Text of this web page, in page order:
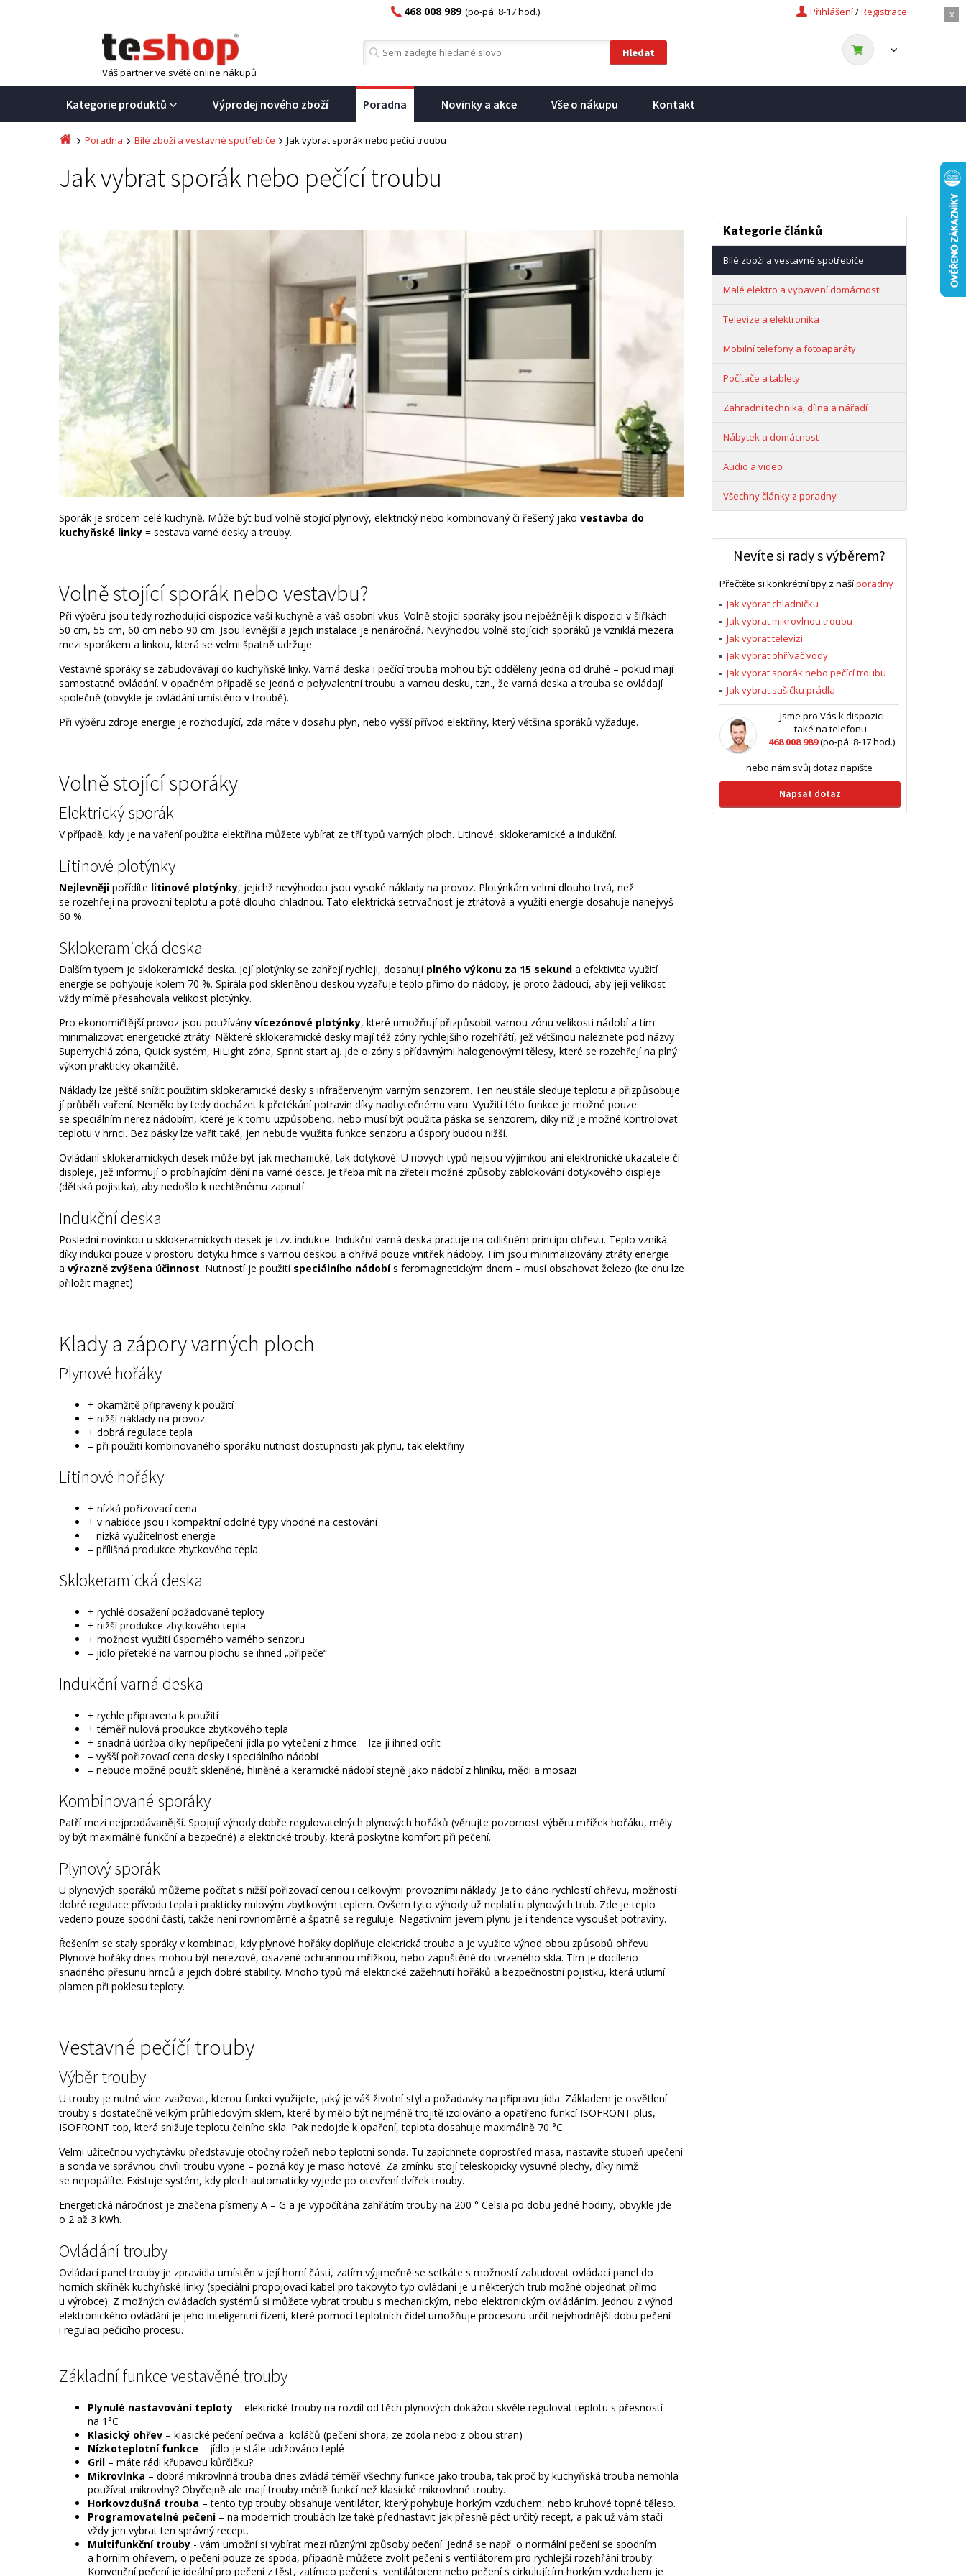
x
Registrace
/
Přihlášení
468 008 989 (po-pá: 8-17 hod.)
Váš partner ve světě online nákupů
Kategorie produktů Výprodej nového zboží Poradna Novinky a akce Vše o nákupu Kontakt
Poradna Bílé zboží a vestavné spotřebiče Jak vybrat sporák nebo pečící troubu
Jak vybrat sporák nebo pečící troubu
Sporák je srdcem celé kuchyně. Může být buď volně stojící plynový, elektrický nebo kombinovaný či řešený jako vestavba do
kuchyňské linky = sestava varné desky a trouby.
Volně stojící sporák nebo vestavbu?
Při výběru jsou tedy rozhodující dispozice vaší kuchyně a váš osobní vkus. Volně stojící sporáky jsou nejběžněji k dispozici v šířkách
50 cm, 55 cm, 60 cm nebo 90 cm. Jsou levnější a jejich instalace je nenáročná. Nevýhodou volně stojících sporáků je vzniklá mezera
mezi sporákem a linkou, která se velmi špatně udržuje.
Vestavné sporáky se zabudovávají do kuchyňské linky. Varná deska i pečící trouba mohou být odděleny jedna od druhé – pokud mají
samostatné ovládání. V opačném případě se jedná o polyvalentní troubu a varnou desku, tzn., že varná deska a trouba se ovládají
společně (obvykle je ovládání umístěno v troubě).
Při výběru zdroje energie je rozhodující, zda máte v dosahu plyn, nebo vyšší přívod elektřiny, který většina sporáků vyžaduje.
Volně stojící sporáky
Elektrický sporák
V případě, kdy je na vaření použita elektřina můžete vybírat ze tří typů varných ploch. Litinové, sklokeramické a indukční.
Litinové plotýnky
Nejlevněji pořídíte litinové plotýnky, jejichž nevýhodou jsou vysoké náklady na provoz. Plotýnkám velmi dlouho trvá, než
se rozehřejí na provozní teplotu a poté dlouho chladnou. Tato elektrická setrvačnost je ztrátová a využití energie dosahuje nanejvýš
60 %.
Sklokeramická deska
Dalším typem je sklokeramická deska. Její plotýnky se zahřejí rychleji, dosahují plného výkonu za 15 sekund a efektivita využití
energie se pohybuje kolem 70 %. Spirála pod skleněnou deskou vyzařuje teplo přímo do nádoby, je proto žádoucí, aby její velikost
vždy mírně přesahovala velikost plotýnky.
Pro ekonomičtější provoz jsou používány vícezónové plotýnky, které umožňují přizpůsobit varnou zónu velikosti nádobí a tím
minimalizovat energetické ztráty. Některé sklokeramické desky mají též zóny rychlejšího rozehřátí, jež většinou naleznete pod názvy
Superrychlá zóna, Quick systém, HiLight zóna, Sprint start aj. Jde o zóny s přídavnými halogenovými tělesy, které se rozehřejí na plný
výkon prakticky okamžitě.
Náklady lze ještě snížit použitím sklokeramické desky s infračerveným varným senzorem. Ten neustále sleduje teplotu a přizpůsobuje
jí průběh vaření. Nemělo by tedy docházet k přetékání potravin díky nadbytečnému varu. Využití této funkce je možné pouze
se speciálním nerez nádobím, které je k tomu uzpůsobeno, nebo musí být použita páska se senzorem, díky níž je možné kontrolovat
teplotu v hrnci. Bez pásky lze vařit také, jen nebude využita funkce senzoru a úspory budou nižší.
Ovládaní sklokeramických desek může být jak mechanické, tak dotykové. U nových typů nejsou výjimkou ani elektronické ukazatele či
displeje, jež informují o probíhajícím dění na varné desce. Je třeba mít na zřeteli možné způsoby zablokování dotykového displeje
(dětská pojistka), aby nedošlo k nechtěnému zapnutí.
Indukční deska
Poslední novinkou u sklokeramických desek je tzv. indukce. Indukční varná deska pracuje na odlišném principu ohřevu. Teplo vzniká
díky indukci pouze v prostoru dotyku hrnce s varnou deskou a ohřívá pouze vnitřek nádoby. Tím jsou minimalizovány ztráty energie
a výrazně zvýšena účinnost. Nutností je použití speciálního nádobís feromagnetickým dnem – musí obsahovat železo (ke dnu lze
přiložit magnet).
Klady a zápory varných ploch
Plynové hořáky
+ okamžitě připraveny k použití
+ nižší náklady na provoz
+ dobrá regulace tepla
– při použití kombinovaného sporáku nutnost dostupnosti jak plynu, tak elektřiny
Litinové hořáky
+ nízká pořizovací cena
+ v nabídce jsou i kompaktní odolné typy vhodné na cestování
– nízká využitelnost energie
– přílišná produkce zbytkového tepla
Sklokeramická deska
+ rychlé dosažení požadované teploty
+ nižší produkce zbytkového tepla
+ možnost využití úsporného varného senzoru
– jídlo přeteklé na varnou plochu se ihned „připeče“
Indukční varná deska
+ rychle připravena k použití
+ téměř nulová produkce zbytkového tepla
+ snadná údržba díky nepřipečení jídla po vytečení z hrnce – lze ji ihned otřít
– vyšší pořizovací cena desky i speciálního nádobí
– nebude možné použít skleněné, hliněné a keramické nádobí stejně jako nádobí z hliníku, mědi a mosazi
Kombinované sporáky
Patří mezi nejprodávanější. Spojují výhody dobře regulovatelných plynových hořáků (věnujte pozornost výběru mřížek hořáku, měly
by být maximálně funkční a bezpečné) a elektrické trouby, která poskytne komfort při pečení.
Plynový sporák
U plynových sporáků můžeme počítat s nižší pořizovací cenou i celkovými provozními náklady. Je to dáno rychlostí ohřevu, možností
dobré regulace přívodu tepla i prakticky nulovým zbytkovým teplem. Ovšem tyto výhody už neplatí u plynových trub. Zde je teplo
vedeno pouze spodní částí, takže není rovnoměrné a špatně se reguluje. Negativním jevem plynu je i tendence vysoušet potraviny.
Řešením se staly sporáky v kombinaci, kdy plynové hořáky doplňuje elektrická trouba a je využito výhod obou způsobů ohřevu.
Plynové hořáky dnes mohou být nerezové, osazené ochrannou mřížkou, nebo zapuštěné do tvrzeného skla. Tím je docíleno
snadného přesunu hrnců a jejich dobré stability. Mnoho typů má elektrické zažehnutí hořáků a bezpečnostní pojistku, která utlumí
plamen při poklesu teploty.
Vestavné pečíčí trouby
Výběr trouby
U trouby je nutné více zvažovat, kterou funkci využijete, jaký je váš životní styl a požadavky na přípravu jídla. Základem je osvětlení
trouby s dostatečně velkým průhledovým sklem, které by mělo být nejméně trojitě izolováno a opatřeno funkcí ISOFRONT plus,
ISOFRONT top, která snižuje teplotu čelního skla. Pak nedojde k opaření, teplota dosahuje maximálně 70 °C.
Velmi užitečnou vychytávku představuje otočný rožeň nebo teplotní sonda. Tu zapíchnete doprostřed masa, nastavíte stupeň upečení
a sonda ve správnou chvíli troubu vypne – pozná kdy je maso hotové. Za zmínku stojí teleskopicky výsuvné plechy, díky nimž
se nepopálíte. Existuje systém, kdy plech automaticky vyjede po otevření dvířek trouby.
Energetická náročnost je značena písmeny A – G a je vypočítána zahřátím trouby na 200 ° Celsia po dobu jedné hodiny, obvykle jde
o 2 až 3 kWh.
Ovládání trouby
Ovládací panel trouby je zpravidla umístěn v její horní části, zatím výjimečně se setkáte s možností zabudovat ovládací panel do
horních skříněk kuchyňské linky (speciální propojovací kabel pro takovýto typ ovládaní je u některých trub možné objednat přímo
u výrobce). Z možných ovládacích systémů si můžete vybrat troubu s mechanickým, nebo elektronickým ovládáním. Jednou z výhod
elektronického ovládání je jeho inteligentní řízení, které pomocí teplotních čidel umožňuje procesoru určit nejvhodnější dobu pečení
i regulaci pečícího procesu.
Základní funkce vestavěné trouby
Plynulé nastavování teploty – elektrické trouby na rozdíl od těch plynových dokážou skvěle regulovat teplotu s přesností
na 1°C
Klasický ohřev – klasické pečení pečiva a koláčů (pečení shora, ze zdola nebo z obou stran)
Nízkoteplotní funkce – jídlo je stále udržováno teplé
Gril – máte rádi křupavou kůrčičku?
Mikrovlnka – dobrá mikrovlnná trouba dnes zvládá téměř všechny funkce jako trouba, tak proč by kuchyňská trouba nemohla
používat mikrovlny? Obyčejně ale mají trouby méně funkcí než klasické mikrovlnné trouby.
Horkovzdušná trouba – tento typ trouby obsahuje ventilátor, který pohybuje horkým vzduchem, nebo kruhové topné těleso.
Programovatelné pečení– na moderních troubách lze také přednastavit jak přesně péct určitý recept, a pak už vám stačí
vždy jen vybrat ten správný recept.
Multifunkční trouby - vám umožní si vybírat mezi různými způsoby pečení. Jedná se např. o normální pečení se spodním
a horním ohřevem, o pečení pouze ze spoda, případně můžete zvolit pečení s ventilátorem pro rychlejší rozehřání trouby.
Konvenční pečení je ideální pro pečení z těst, zatímco pečení s ventilátorem nebo pečení s cirkulujícím horkým vzduchem je
Kategorie článků
Bílé zboží a vestavné spotřebiče
Malé elektro a vybavení domácnosti
Televize a elektronika
Mobilní telefony a fotoaparáty
Počítače a tablety
Zahradní technika, dílna a nářadí
Nábytek a domácnost
Audio a video
Všechny články z poradny
Nevíte si rady s výběrem?
Přečtěte si konkrétní tipy z našíporadny
Jak vybrat chladničku
Jak vybrat mikrovlnou troubu
Jak vybrat televizi
Jak vybrat ohřívač vody
Jak vybrat sporák nebo pečící troubu
Jak vybrat sušičku prádla
Jsme pro Vás k dispozici
také na telefonu
468 008 989(po-pá: 8-17 hod.)
nebo nám svůj dotaz napište
Napsat dotaz